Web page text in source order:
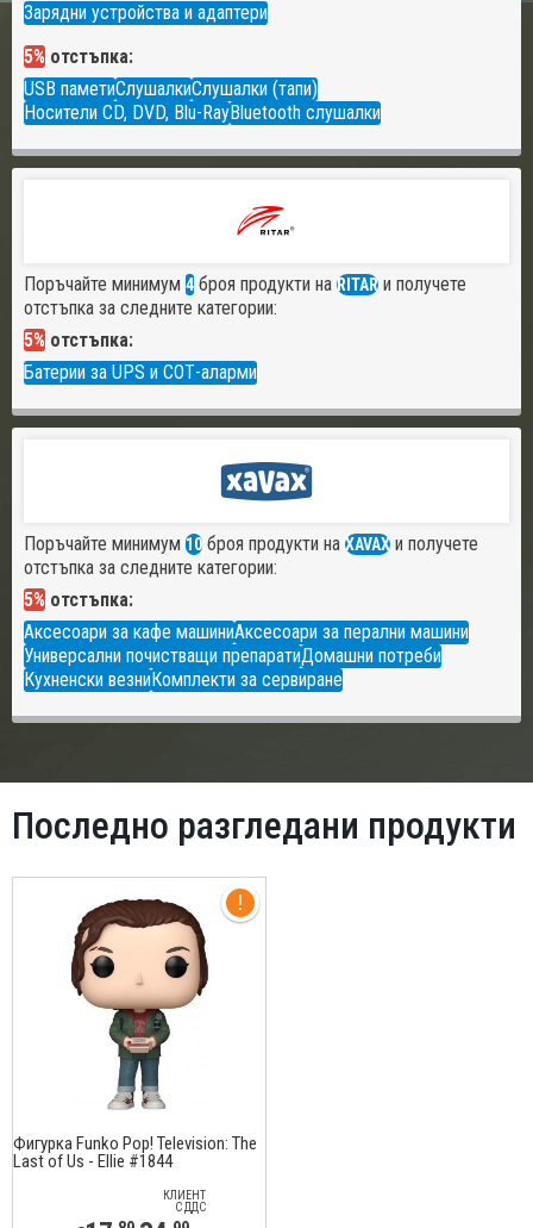
Зарядни устройства и адаптери
5% отстъпка:
USB паметиСлушалкиСлушалки (тапи)
Носители CD, DVD, Blu-RayBluetooth слушалки
Поръчайте минимум 4 броя продукти на RITAR и получете
отстъпка за следните категории:
5% отстъпка:
Батерии за UPS и СОТ-аларми
Поръчайте минимум 10 броя продукти на XAVAX и получете
отстъпка за следните категории:
5% отстъпка:
Аксесоари за кафе машиниАксесоари за перални машини
Универсални почистващи препаратиДомашни потреби
Кухненски везниКомплекти за сервиране
Последно разгледани продукти
Фигурка Funko Pop! Television: The
Last of Us - Ellie #1844
КЛИЕНТ
С ДДС